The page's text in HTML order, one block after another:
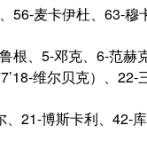
56-麦卡伊杜、63-穆
根、5-邓克、6-范赫
维尔贝克）、22-
、21-博斯卡利、42-